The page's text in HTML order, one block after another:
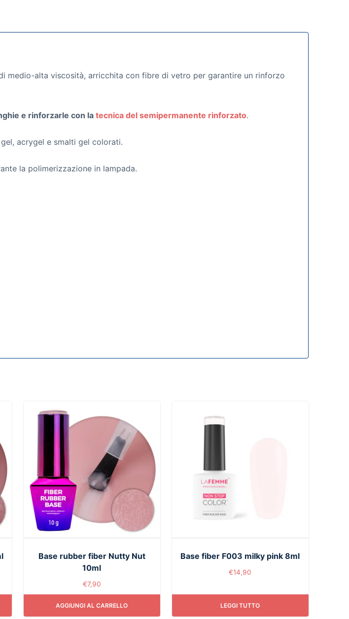
medio-alta viscosità, arricchita con fibre di vetro per garantire un rinforzo
e rinforzarle con latecnica del semipermanente rinforzato.
acrygel e smalti gel colorati.
la polimerizzazione in lampada.
Base rubber fiber Nutty Nut
10ml
€7,90
AGGIUNGI AL CARRELLO
Base fiber F003 milky pink 8ml
€14,90
LEGGI TUTTO